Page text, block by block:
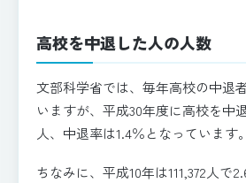
高校を中退した人の人数
文部科学省では、毎年高校の中退
いますが、平成30年度に高校を中
人、中退率は1.4％となっています。
ちなみに、平成10年は111,372人で